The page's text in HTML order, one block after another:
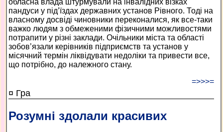
пандуси у під’їздах державних установ Рівного. Тоді на
власному досвіді чиновники переконалися, як все-таки
важко людям з обмеженими фізичними можливостями
потрапити у різні заклади. Очільники міста та області
зобов’язали керівників підприємств та установ у
місячний термін ліквідувати недоліки та привести все,
що потрібно, до належного стану.
=>>>=
¤ Гра
Розумні здолали красивих